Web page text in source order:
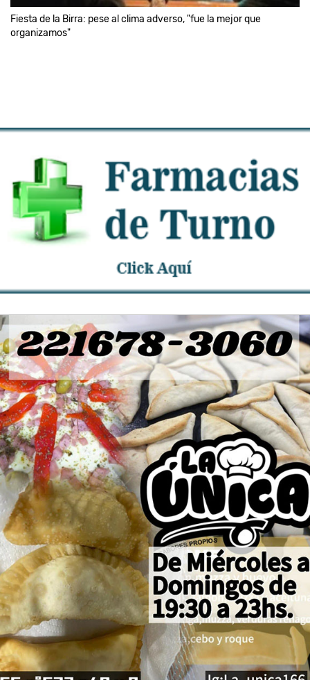
Fiesta de la Birra: pese al clima adverso, "fue la mejor que
organizamos"